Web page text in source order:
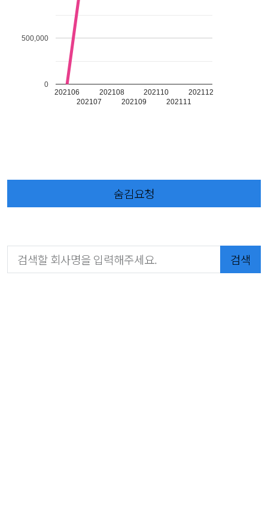
202106
202107
202108
202109
202110
202111
202112
0
500,000
숨김요청
검색